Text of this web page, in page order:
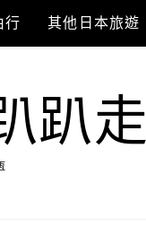
行 其他日本旅遊
趴走